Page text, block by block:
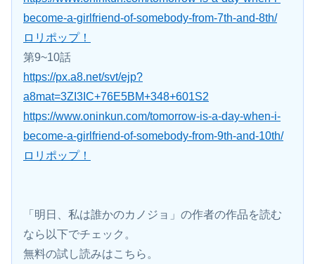
become-a-girlfriend-of-somebody-from-7th-and-8th/
ロリポップ！
第9~10話
https://px.a8.net/svt/ejp?
a8mat=3ZI3IC+76E5BM+348+601S2
https://www.oninkun.com/tomorrow-is-a-day-when-i-
become-a-girlfriend-of-somebody-from-9th-and-10th/
ロリポップ！
「明日、私は誰かのカノジョ」の作者の作品を読む
なら以下でチェック。
無料の試し読みはこちら。